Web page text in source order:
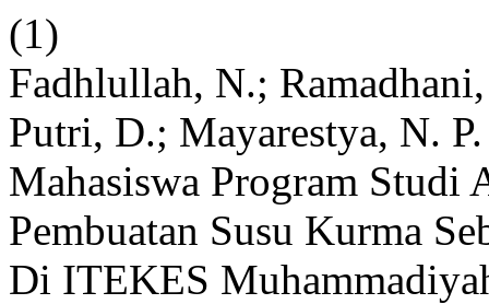
(1)
Fadhlullah, N.;
Putri, D.; Mayarestya, N.
Mahasiswa Program Studi
Pembuatan Susu Kurma
Di ITEKES